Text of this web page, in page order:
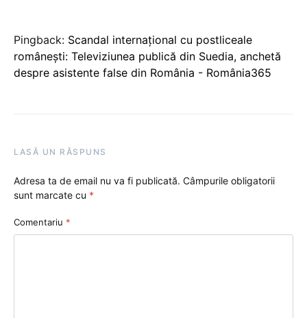
Pingback: Scandal internațional cu postliceale
românești: Televiziunea publică din Suedia, anchetă
despre asistente false din România - România365
LASĂ UN RĂSPUNS
Adresa ta de email nu va fi publicată. Câmpurile obligatorii
sunt marcate cu *
Comentariu *